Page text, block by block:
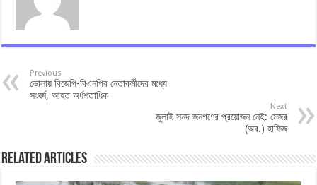
Previous
ভোলায় বিজেপি-বিএনপির নেতাকর্মীদের মধ্যে
সংঘর্ষ, আহত অর্ধশতা‌ধিক
Next
জুলাই সনদ জনগণের প্রয়োজন নেই: মেজর
(অব.) হাফিজ
Related Articles